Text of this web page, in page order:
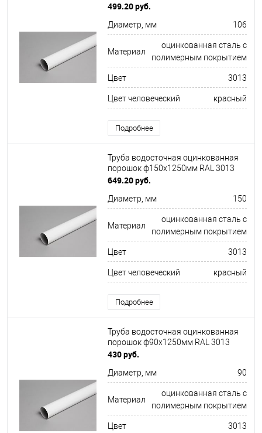
499.20 руб.
Диаметр, мм 106
Материал
оцинкованная сталь с
полимерным покрытием
Цвет 3013
Цвет человеческий красный
Подробнее
Труба водосточная оцинкованная
порошок ф150х1250мм RAL 3013
649.20 руб.
Диаметр, мм 150
Материал
оцинкованная сталь с
полимерным покрытием
Цвет 3013
Цвет человеческий красный
Подробнее
Труба водосточная оцинкованная
порошок ф90х1250мм RAL 3013
430 руб.
Диаметр, мм 90
Материал
оцинкованная сталь с
полимерным покрытием
Цвет 3013